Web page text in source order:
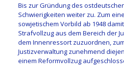
Bis zur Gründung des
Schwierigkeiten weiter zu. Zum
sowjetischem Vorbild ab 1948
Strafvollzug aus dem Bereich der
dem Innenressort zuzuordnen,
Justizverwaltung zunehmend
einem Reformvollzug